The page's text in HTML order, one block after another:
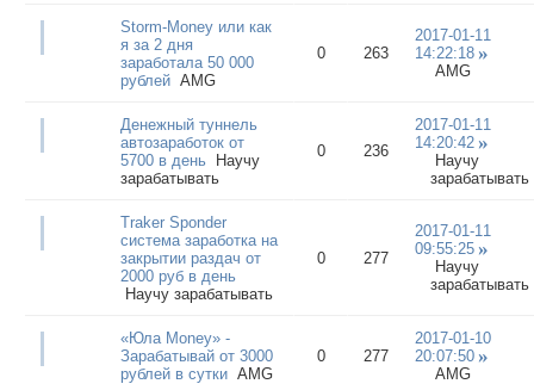
Storm-Money или как
я за 2 дня
заработала 50 000
рублей AMG
0 263
2017-01-11
14:22:18
AMG
Денежный туннель
автозаработок от
5700 в день
Научу
зарабатывать
0 236
2017-01-11
14:20:42
Научу
зарабатывать
Traker Sponder
система заработка на
закрытии раздач от
2000 руб в день
Научу зарабатывать
0 277
2017-01-11
09:55:25
Научу
зарабатывать
«Юла Money» -
Зарабатывай от 3000
рублей в сутки AMG
0 277
2017-01-10
20:07:50
AMG